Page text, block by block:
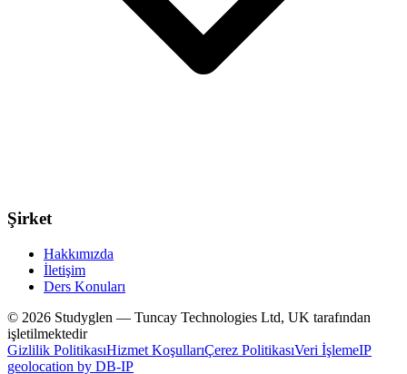
Şirket
Hakkımızda
İletişim
Ders Konuları
© 2026 Studyglen — Tuncay Technologies Ltd, UK tarafından
işletilmektedir
Gizlilik PolitikasıHizmet KoşullarıÇerez PolitikasıVeri İşlemeIP
geolocation by DB-IP